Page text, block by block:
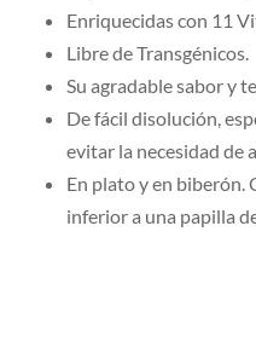
Enriquecidas con 11
Libre de Transgénicos.
Su agradable sabor y
De fácil disolución,
evitar la necesidad de
En plato y en biberón.
inferior a una papilla